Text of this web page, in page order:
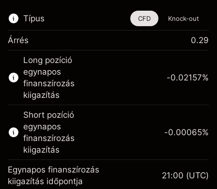
Típus
Ez a pénzügyi eszköz CFD-ken és Knock-
outokon keresztül is kereskedhető.
Bővebb információk:
CFD-k
Knock-outok
CFD Knock-out
Árrés 0.29
Long pozíció
egynapos
finanszírozás
kiigazítás
Fedezet. A befektetése
$1,000.00
-0.02157%
Short pozíció
egynapos
finanszírozás
kiigazítás
-0.00065%
Egynapos finanszírozás
kiigazítás időpontja
21:00 (UTC)